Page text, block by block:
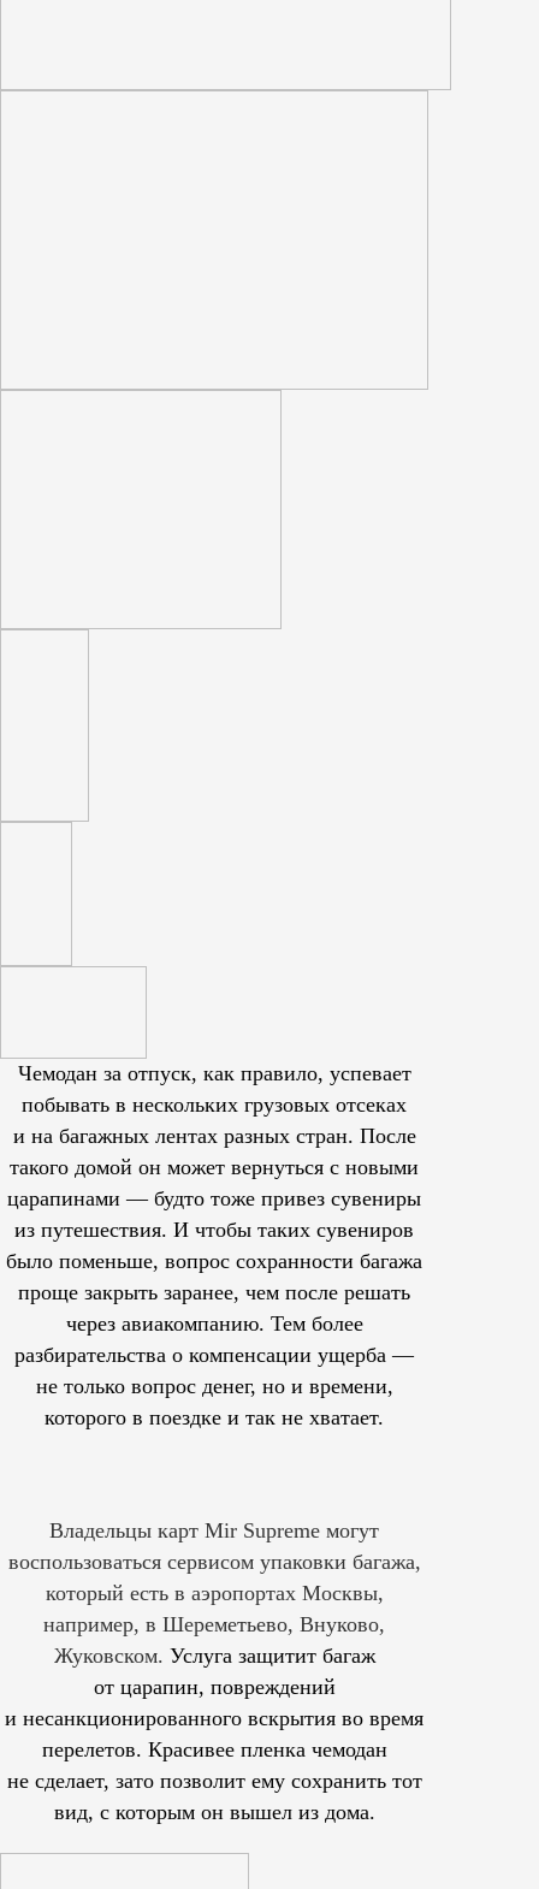
Чемодан за отпуск, как правило, успевает
побывать в нескольких грузовых отсеках
и на багажных лентах разных стран. После
такого домой он может вернуться с новыми
царапинами — будто тоже привез сувениры
из путешествия. И чтобы таких сувениров
было поменьше, вопрос сохранности багажа
проще закрыть заранее, чем после решать
через авиакомпанию. Тем более
разбирательства о компенсации ущерба —
не только вопрос денег, но и времени,
которого в поездке и так не хватает.
Владельцы карт Mir Supreme могут
воспользоваться сервисом упаковки багажа,
который есть в аэропортах Москвы,
например, в Шереметьево, Внуково,
Жуковском. Услуга защитит багаж
от царапин, повреждений
и несанкционированного вскрытия во время
перелетов. Красивее пленка чемодан
не сделает, зато позволит ему сохранить тот
вид, с которым он вышел из дома.